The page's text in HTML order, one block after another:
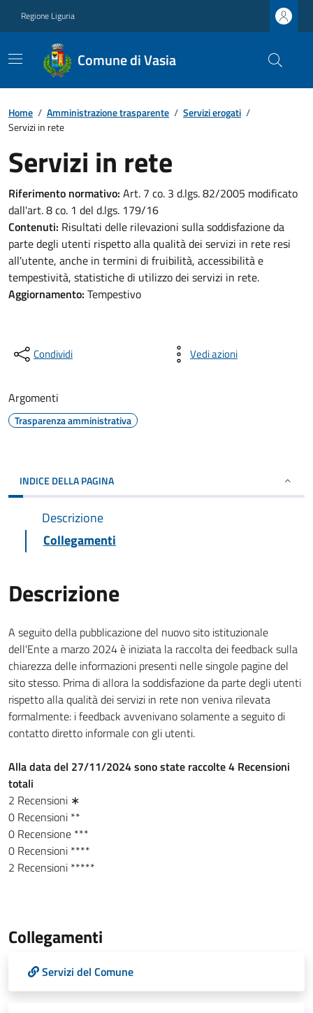
Regione Liguria
Comune di Vasia
Home / Amministrazione trasparente / Servizi erogati /
Servizi in rete
Servizi in rete
Riferimento normativo: Art. 7 co. 3 d.lgs. 82/2005 modificato
dall'art. 8 co. 1 del d.lgs. 179/16
Contenuti: Risultati delle rilevazioni sulla soddisfazione da
parte degli utenti rispetto alla qualità dei servizi in rete resi
all'utente, anche in termini di fruibilità, accessibilità e
tempestività, statistiche di utilizzo dei servizi in rete.
Aggiornamento: Tempestivo
Condividi Vedi azioni
Argomenti
Trasparenza amministrativa
INDICE DELLA PAGINA
Descrizione
Collegamenti
Descrizione
A seguito della pubblicazione del nuovo sito istituzionale
dell'Ente a marzo 2024 è iniziata la raccolta dei feedback sulla
chiarezza delle informazioni presenti nelle singole pagine del
sito stesso. Prima di allora la soddisfazione da parte degli utenti
rispetto alla qualità dei servizi in rete non veniva rilevata
formalmente: i feedback avvenivano solamente a seguito di
contatto diretto informale con gli utenti.
Alla data del 27/11/2024 sono state raccolte 4 Recensioni
totali
2 Recensioni ∗
0 Recensioni **
0 Recensione ***
0 Recensioni ****
2 Recensioni *****
Collegamenti
Servizi del Comune